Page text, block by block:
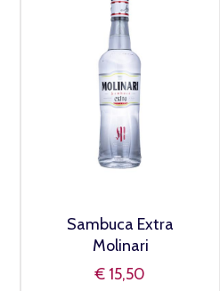
Sambuca Extra
Molinari
€ 15,50